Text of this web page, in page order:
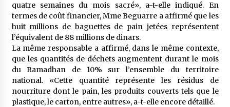
Le monstrueux vieillard (Un récit du Sud
algérien)
5 ans ago
Rencontre nocturne dans le désert (Un conte
touareg)
5 ans ago
quatre semaines du mois sacré», a-t-elle indiqué. En
termes de coût financier, Mme Beguarre a affirmé que les
huit millions de baguettes de pain jetées représentent
l’équivalent de 88 millions de dinars.
La même responsable a affirmé, dans le même contexte,
que les quantités de déchets augmentent durant le mois
du Ramadhan de 10% sur l’ensemble du territoire
national. «Cette quantité représente les résidus de
nourriture dont le pain, les produits couverts tels que le
plastique, le carton, entre autres», a-t-elle encore détaillé.